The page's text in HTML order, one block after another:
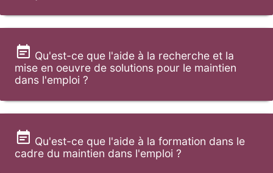
Qu'est-ce que l'aide à la recherche et la
mise en oeuvre de solutions pour le maintien
dans l'emploi ?
Qu'est-ce que l'aide à la formation dans le
cadre du maintien dans l'emploi ?